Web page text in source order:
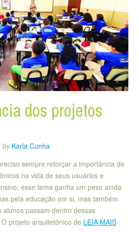
dos projetos
by Karla Cunha
sempre reforçar a importância de
na vida de seus usuários e
esse tema ganha um peso ainda
pela educação em si, mas também
alunos passam dentro dessas
projeto arquitetônico de LEIA MAIS